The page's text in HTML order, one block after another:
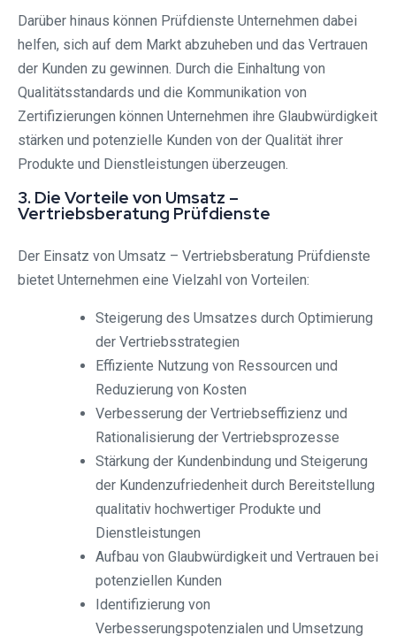
Darüber hinaus können Prüfdienste Unternehmen dabei
helfen, sich auf dem Markt abzuheben und das Vertrauen
der Kunden zu gewinnen. Durch die Einhaltung von
Qualitätsstandards und die Kommunikation von
Zertifizierungen können Unternehmen ihre Glaubwürdigkeit
stärken und potenzielle Kunden von der Qualität ihrer
Produkte und Dienstleistungen überzeugen.
3. Die Vorteile von Umsatz –
Vertriebsberatung Prüfdienste
Der Einsatz von Umsatz – Vertriebsberatung Prüfdienste
bietet Unternehmen eine Vielzahl von Vorteilen:
Steigerung des Umsatzes durch Optimierung
der Vertriebsstrategien
Effiziente Nutzung von Ressourcen und
Reduzierung von Kosten
Verbesserung der Vertriebseffizienz und
Rationalisierung der Vertriebsprozesse
Stärkung der Kundenbindung und Steigerung
der Kundenzufriedenheit durch Bereitstellung
qualitativ hochwertiger Produkte und
Dienstleistungen
Aufbau von Glaubwürdigkeit und Vertrauen bei
potenziellen Kunden
Identifizierung von
Verbesserungspotenzialen und Umsetzung